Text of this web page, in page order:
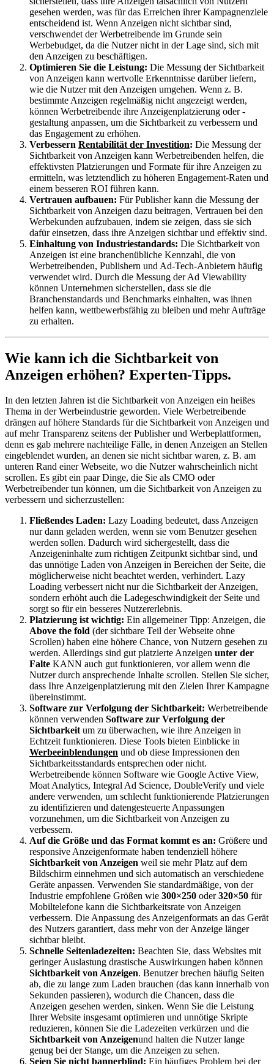
gesehen werden, was für das Erreichen ihrer Kampagnenziele
entscheidend ist. Wenn Anzeigen nicht sichtbar sind,
verschwendet der Werbetreibende im Grunde sein
Werbebudget, da die Nutzer nicht in der Lage sind, sich mit
den Anzeigen zu beschäftigen.
Optimieren Sie die Leistung: Die Messung der Sichtbarkeit
von Anzeigen kann wertvolle Erkenntnisse darüber liefern,
wie die Nutzer mit den Anzeigen umgehen. Wenn z. B.
bestimmte Anzeigen regelmäßig nicht angezeigt werden,
können Werbetreibende ihre Anzeigenplatzierung oder -
gestaltung anpassen, um die Sichtbarkeit zu verbessern und
das Engagement zu erhöhen.
Verbessern Rentabilität der Investition: Die Messung der
Sichtbarkeit von Anzeigen kann Werbetreibenden helfen, die
effektivsten Platzierungen und Formate für ihre Anzeigen zu
ermitteln, was letztendlich zu höheren Engagement-Raten und
einem besseren ROI führen kann.
Vertrauen aufbauen: Für Publisher kann die Messung der
Sichtbarkeit von Anzeigen dazu beitragen, Vertrauen bei den
Werbekunden aufzubauen, indem sie zeigen, dass sie sich
dafür einsetzen, dass ihre Anzeigen sichtbar und effektiv sind.
Einhaltung von Industriestandards: Die Sichtbarkeit von
Anzeigen ist eine branchenübliche Kennzahl, die von
Werbetreibenden, Publishern und Ad-Tech-Anbietern häufig
verwendet wird. Durch die Messung der Ad Viewability
können Unternehmen sicherstellen, dass sie die
Branchenstandards und Benchmarks einhalten, was ihnen
helfen kann, wettbewerbsfähig zu bleiben und mehr Aufträge
zu erhalten.
Wie kann ich die Sichtbarkeit von
Anzeigen erhöhen? Experten-Tipps.
In den letzten Jahren ist die Sichtbarkeit von Anzeigen ein heißes
Thema in der Werbeindustrie geworden. Viele Werbetreibende
drängen auf höhere Standards für die Sichtbarkeit von Anzeigen und
auf mehr Transparenz seitens der Publisher und Werbeplattformen,
denn es gab mehrere nachteilige Fälle, in denen Anzeigen an Stellen
eingeblendet wurden, an denen sie nicht sichtbar waren, z. B. am
unteren Rand einer Webseite, wo die Nutzer wahrscheinlich nicht
scrollen. Es gibt ein paar Dinge, die Sie als CMO oder
Werbetreibender tun können, um die Sichtbarkeit von Anzeigen zu
verbessern und sicherzustellen:
Fließendes Laden: Lazy Loading bedeutet, dass Anzeigen
nur dann geladen werden, wenn sie vom Benutzer gesehen
werden sollen. Dadurch wird sichergestellt, dass die
Anzeigeninhalte zum richtigen Zeitpunkt sichtbar sind, und
das unnötige Laden von Anzeigen in Bereichen der Seite, die
möglicherweise nicht beachtet werden, verhindert. Lazy
Loading verbessert nicht nur die Sichtbarkeit der Anzeigen,
sondern erhöht auch die Ladegeschwindigkeit der Seite und
sorgt so für ein besseres Nutzererlebnis.
Platzierung ist wichtig: Ein allgemeiner Tipp: Anzeigen, die
Above the fold (der sichtbare Teil der Webseite ohne
Scrollen) haben eine höhere Chance, von Nutzern gesehen zu
werden. Allerdings sind gut platzierte Anzeigen unter der
Falte KANN auch gut funktionieren, vor allem wenn die
Nutzer durch ansprechende Inhalte scrollen. Stellen Sie sicher,
dass Ihre Anzeigenplatzierung mit den Zielen Ihrer Kampagne
übereinstimmt.
Software zur Verfolgung der Sichtbarkeit: Werbetreibende
können verwenden Software zur Verfolgung der
Sichtbarkeitum zu überwachen, wie ihre Anzeigen in
Echtzeit funktionieren. Diese Tools bieten Einblicke in
Werbeeinblendungen und ob diese Impressionen den
Sichtbarkeitsstandards entsprechen oder nicht.
Werbetreibende können Software wie Google Active View,
Moat Analytics, Integral Ad Science, DoubleVerify und viele
andere verwenden, um schlecht funktionierende Platzierungen
zu identifizieren und datengesteuerte Anpassungen
vorzunehmen, um die Sichtbarkeit von Anzeigen zu
verbessern.
Auf die Größe und das Format kommt es an: Größere und
responsive Anzeigenformate haben tendenziell höhere
Sichtbarkeit von Anzeigen weil sie mehr Platz auf dem
Bildschirm einnehmen und sich automatisch an verschiedene
Geräte anpassen. Verwenden Sie standardmäßige, von der
Industrie empfohlene Größen wie 300×250 oder320×50 für
Mobiltelefone kann die Sichtbarkeitsrate von Anzeigen
verbessern. Die Anpassung des Anzeigenformats an das Gerät
des Nutzers garantiert, dass mehr von der Anzeige länger
sichtbar bleibt.
Schnelle Seitenladezeiten: Beachten Sie, dass Websites mit
geringer Auslastung drastische Auswirkungen haben können
Sichtbarkeit von Anzeigen. Benutzer brechen häufig Seiten
ab, die zu lange zum Laden brauchen (das kann innerhalb von
Sekunden passieren), wodurch die Chancen, dass die
Anzeigen gesehen werden, sinken. Wenn Sie die Leistung
Ihrer Website insgesamt optimieren und unnötige Skripte
reduzieren, können Sie die Ladezeiten verkürzen und die
Sichtbarkeit von Anzeigenund halten die Nutzer lange
genug bei der Stange, um die Anzeigen zu sehen.
Seien Sie nicht bannerblind: Ein häufiges Problem bei der